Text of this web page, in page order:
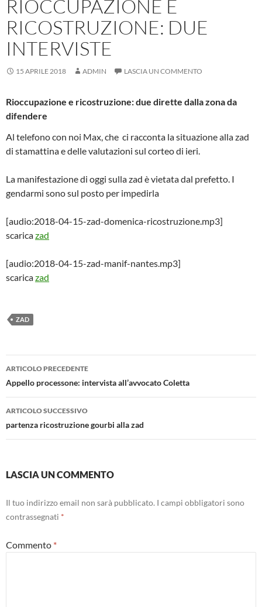
RIOCCUPAZIONE E
RICOSTRUZIONE: DUE
INTERVISTE
15 APRILE 2018 ADMIN LASCIA UN COMMENTO
Rioccupazione e ricostruzione: due dirette dalla zona da
difendere
Al telefono con noi Max, che ci racconta la situazione alla zad
di stamattina e delle valutazioni sul corteo di ieri.
La manifestazione di oggi sulla zad è vietata dal prefetto. I
gendarmi sono sul posto per impedirla
[audio:2018-04-15-zad-domenica-ricostruzione.mp3]
scaricazad
[audio:2018-04-15-zad-manif-nantes.mp3]
scaricazad
ZAD
Navigazione
articolo
ARTICOLO PRECEDENTE
Appello processone: intervista all’avvocato Coletta
ARTICOLO SUCCESSIVO
partenza ricostruzione gourbi alla zad
LASCIA UN COMMENTO
Il tuo indirizzo email non sarà pubblicato. I campi obbligatori sono
contrassegnati *
Commento *